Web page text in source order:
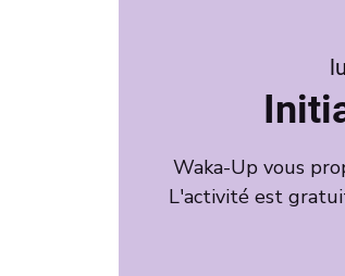
Waka-Up vous
L'activité est